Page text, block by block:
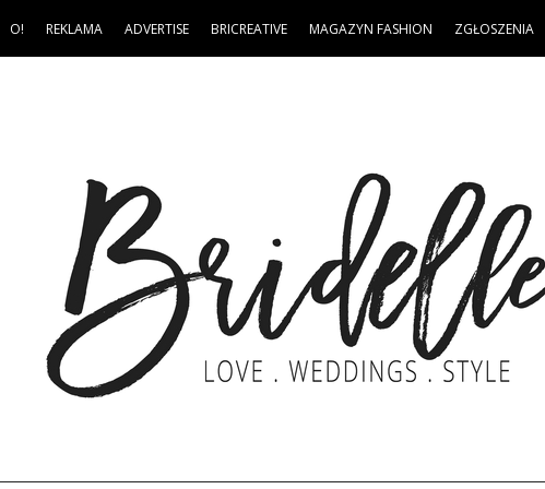
O! REKLAMA ADVERTISE BRICREATIVE MAGAZYN FASHION ZGŁOSZENIA